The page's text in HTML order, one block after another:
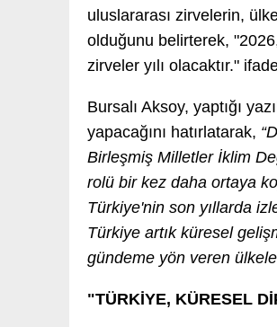
uluslararası zirvelerin,
olduğunu belirterek,
zirveler yılı olacaktır."
Bursalı Aksoy, yaptığı
yapacağını hatırlatarak,
Birleşmiş Milletler İklim
rolü bir kez daha ortaya
Türkiye'nin son yıllarda
Türkiye artık küresel
gündeme yön veren
"TÜRKİYE, KÜRESEL